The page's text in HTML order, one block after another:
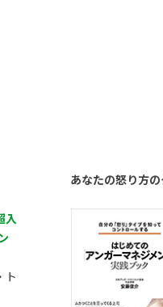
入
ト
あなたの怒り方